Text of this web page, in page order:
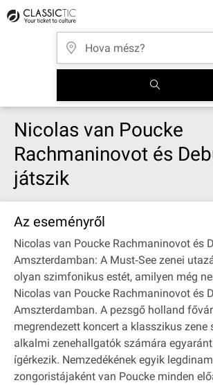
Nicolas van Poucke
Rachmaninovot és
játszik
Az eseményről
Nicolas van Poucke Rachmaninovot és
Amszterdamban: A Must‐See zenei
olyan szimfonikus estét, amilyen még
Nicolas van Poucke Rachmaninovot és
Amszterdamban. A pezsgő holland
megrendezett koncert a klasszikus zene
alkalmi zenehallgatók számára
ígérkezik. Nemzedékének egyik
zongoristájaként van Poucke minden